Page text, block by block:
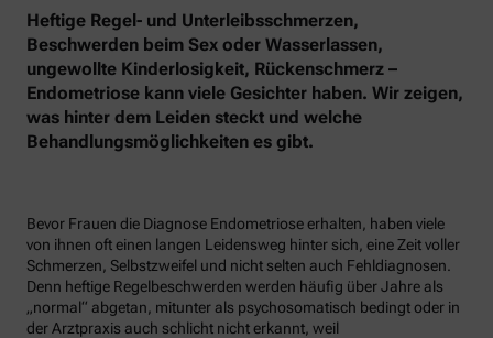
Heftige Regel- und Unterleibsschmerzen,
Beschwerden beim Sex oder Wasserlassen,
ungewollte Kinderlosigkeit, Rückenschmerz –
Endometriose kann viele Gesichter haben. Wir zeigen,
was hinter dem Leiden steckt und welche
Behandlungsmöglichkeiten es gibt.
Bevor Frauen die Diagnose Endometriose erhalten, haben viele
von ihnen oft einen langen Leidensweg hinter sich, eine Zeit voller
Schmerzen, Selbstzweifel und nicht selten auch Fehldiagnosen.
Denn heftige Regelbeschwerden werden häufig über Jahre als
„normal“ abgetan, mitunter als psychosomatisch bedingt oder in
der Arztpraxis auch schlicht nicht erkannt, weil